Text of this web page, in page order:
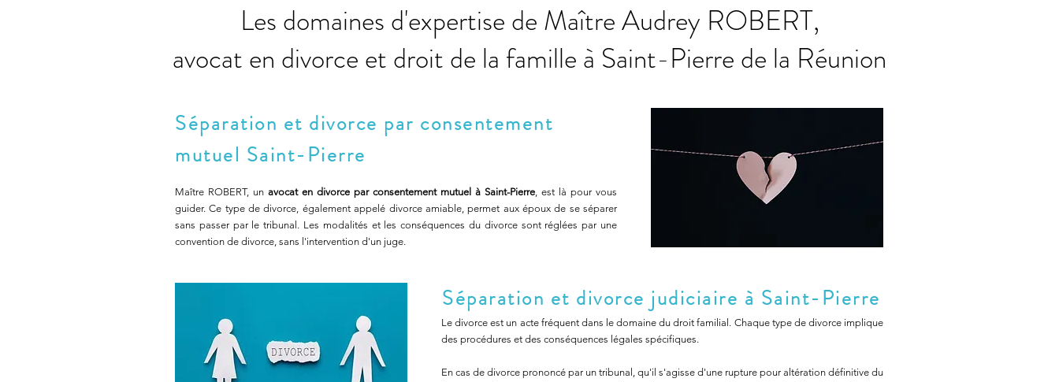
Les domaines d'expertise de Maître Audrey ROBERT,
avocat en divorce et droit de la famille à Saint-Pierre de la Réunion
Séparation et divorce par consentement
mutuel Saint-Pierre
Maître ROBERT, un avocat en divorce par consentement mutuel à Saint-Pierre, est là pour vous
guider. Ce type de divorce, également appelé divorce amiable, permet aux époux de se séparer
sans passer par le tribunal. Les modalités et les conséquences du divorce sont réglées par une
convention de divorce, sans l'intervention d'un juge.
Séparation et divorce judiciaire à Saint-Pierre
Le divorce est un acte fréquent dans le domaine du droit familial. Chaque type de divorce implique
des procédures et des conséquences légales spécifiques.
En cas de divorce prononcé par un tribunal, qu'il s'agisse d'une rupture pour altération définitive du